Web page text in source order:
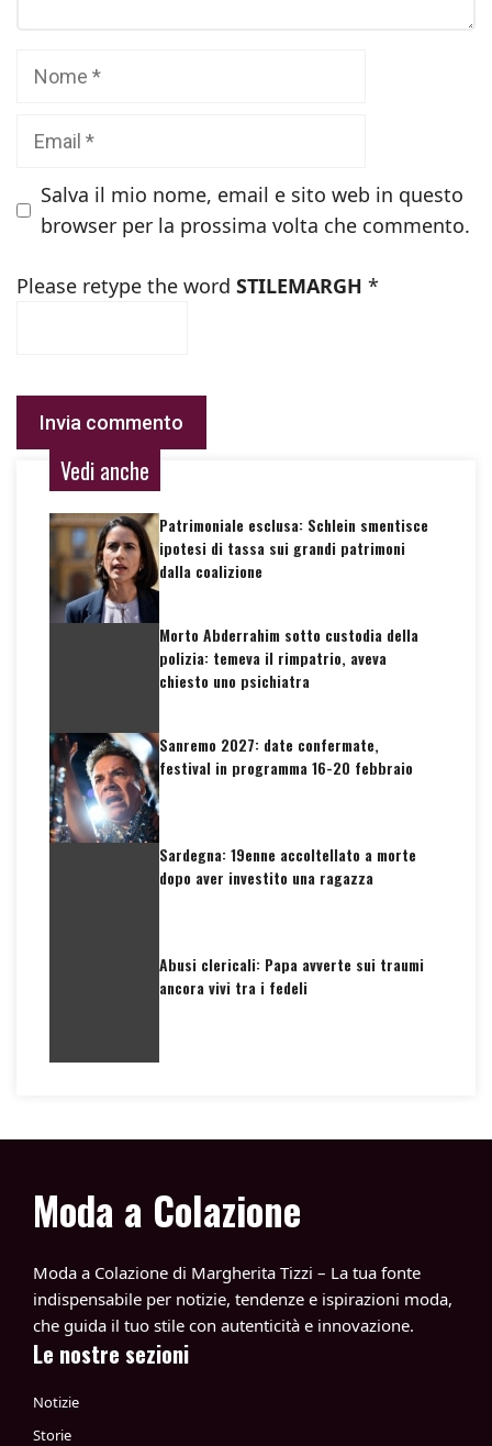
Salva il mio nome, email e sito web in questo
browser per la prossima volta che commento.
Please retype the word STILEMARGH *
Vedi anche
Patrimoniale esclusa: Schlein smentisce
ipotesi di tassa sui grandi patrimoni
dalla coalizione
Morto Abderrahim sotto custodia della
polizia: temeva il rimpatrio, aveva
chiesto uno psichiatra
Sanremo 2027: date confermate,
festival in programma 16-20 febbraio
Sardegna: 19enne accoltellato a morte
dopo aver investito una ragazza
Abusi clericali: Papa avverte sui traumi
ancora vivi tra i fedeli
Moda a Colazione
Moda a Colazione di Margherita Tizzi – La tua fonte
indispensabile per notizie, tendenze e ispirazioni moda,
che guida il tuo stile con autenticità e innovazione.
Le nostre sezioni
Notizie
Storie